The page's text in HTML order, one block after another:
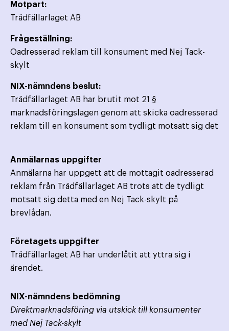
Motpart:
Trädfällarlaget AB
Frågeställning:
Oadresserad reklam till konsument med Nej Tack-
skylt
NIX-nämndens beslut:
Trädfällarlaget AB har brutit mot 21 §
marknadsföringslagen genom att skicka oadresserad
reklam till en konsument som tydligt motsatt sig det
Anmälarnas uppgifter
Anmälarna har uppgett att de mottagit oadresserad
reklam från Trädfällarlaget AB trots att de tydligt
motsatt sig detta med en Nej Tack-skylt på
brevlådan.
Företagets uppgifter
Trädfällarlaget AB har underlåtit att yttra sig i
ärendet.
NIX-nämndens bedömning
Direktmarknadsföring via utskick till konsumenter
med Nej Tack-skylt